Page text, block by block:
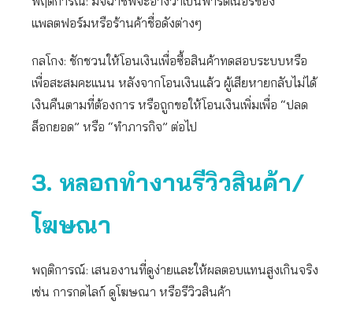
แพลตฟอร์มหรือร้านค้าชื่อดังต่างๆ
กลโกง: ชักชวนให้โอนเงินเพื่อซื้อสินค้าทดสอบระบบหรือ
เพื่อสะสมคะแนน หลังจากโอนเงินแล้ว ผู้เสียหายกลับไม่ได้
เงินคืนตามที่ต้องการ หรือถูกขอให้โอนเงินเพิ่มเพื่อ “ปลด
ล็อกยอด” หรือ “ทำภารกิจ” ต่อไป
3. หลอกทำงานรีวิวสินค้า/
โฆษณา
พฤติการณ์: เสนองานที่ดูง่ายและให้ผลตอบแทนสูงเกินจริง
เช่น การกดไลก์ ดูโฆษณา หรือรีวิวสินค้า